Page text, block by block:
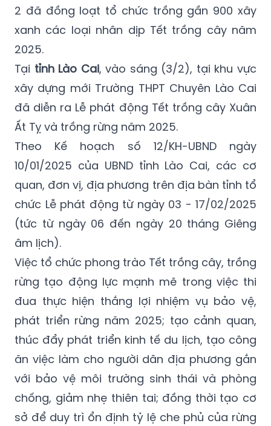
2 đã đồng loạt tổ chức trồng gần 900 xây
xanh các loại nhân dịp Tết trồng cây năm
2025.
Tại tỉnh Lào Cai, vào sáng (3/2), tại khu vực
xây dựng mới Trường THPT Chuyên Lào Cai
đã diễn ra Lễ phát động Tết trồng cây Xuân
Ất Tỵ và trồng rừng năm 2025.
Theo Kế hoạch số 12/KH-UBND ngày
10/01/2025 của UBND tỉnh Lào Cai, các cơ
quan, đơn vị, địa phương trên địa bàn tỉnh tổ
chức Lễ phát động từ ngày 03 - 17/02/2025
(tức từ ngày 06 đến ngày 20 tháng Giêng
âm lịch).
Việc tổ chức phong trào Tết trồng cây, trồng
rừng tạo động lực mạnh mẽ trong việc thi
đua thực hiện thắng lợi nhiệm vụ bảo vệ,
phát triển rừng năm 2025; tạo cảnh quan,
thúc đẩy phát triển kinh tế du lịch, tạo công
ăn việc làm cho người dân địa phương gắn
với bảo vệ môi trường sinh thái và phòng
chống, giảm nhẹ thiên tai; đồng thời tạo cơ
sở để duy trì ổn định tỷ lệ che phủ của rừng